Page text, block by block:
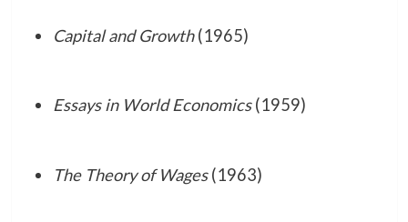
Capital and Growth(1965)
Essays in World Economics(1959)
The Theory of Wages(1963)